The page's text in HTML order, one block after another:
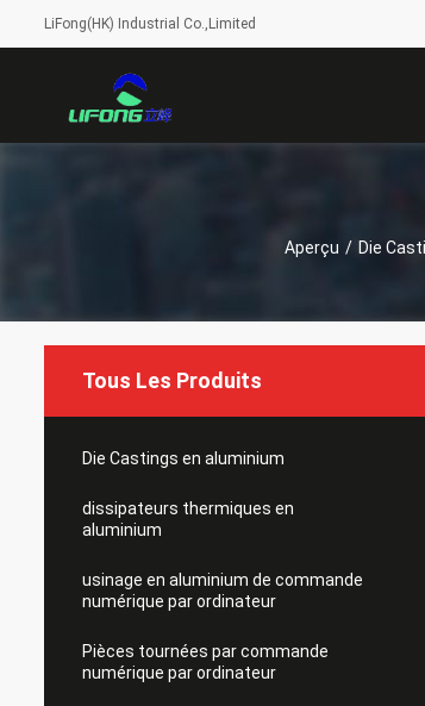
LiFong(HK) Industrial Co.,Limited
Aperçu / Die
Tous Les Produits
Die Castings en aluminium
dissipateurs thermiques en
aluminium
usinage en aluminium de commande
numérique par ordinateur
Pièces tournées par commande
numérique par ordinateur